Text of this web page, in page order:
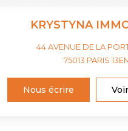
KRYSTYNA
44 AVENUE DE LA
75013 PARIS
Nous écrire